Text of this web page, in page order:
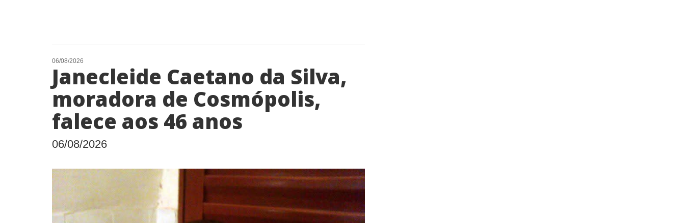
06/08/2026
Janecleide Caetano da Silva,
moradora de Cosmópolis,
falece aos 46 anos
06/08/2026